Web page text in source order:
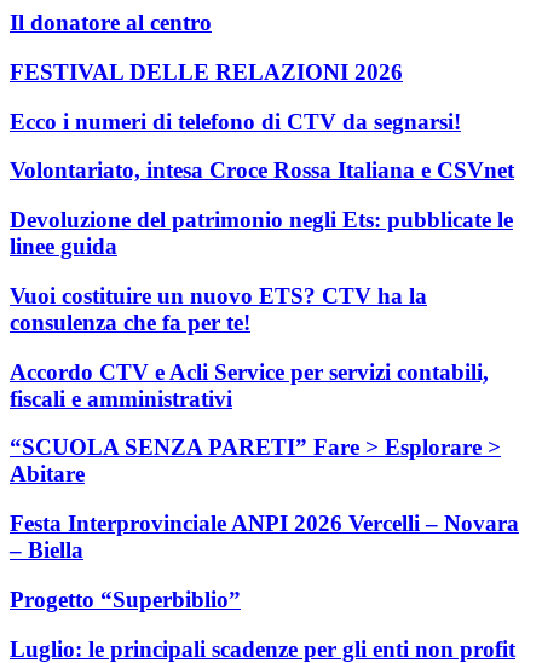
Il donatore al centro
FESTIVAL DELLE RELAZIONI 2026
Ecco i numeri di telefono di CTV da segnarsi!
Volontariato, intesa Croce Rossa Italiana e CSVnet
Devoluzione del patrimonio negli Ets: pubblicate le
linee guida
Vuoi costituire un nuovo ETS? CTV ha la
consulenza che fa per te!
Accordo CTV e Acli Service per servizi contabili,
fiscali e amministrativi
“SCUOLA SENZA PARETI” Fare > Esplorare >
Abitare
Festa Interprovinciale ANPI 2026 Vercelli – Novara
– Biella
Progetto “Superbiblio”
Luglio: le principali scadenze per gli enti non profit